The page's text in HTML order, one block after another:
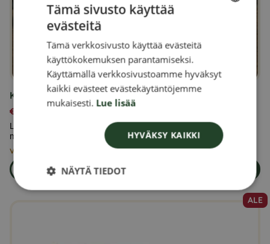
Kyyhkysrehua 25 kg
€
Lisäravinto kyyhkyille; sisältää eläimen tarpeiden ja kunnon
mukaisia vitamiineja ja kivennäisaineita.
Vain 3 jäljellä varastossa
Lue lisää
om produkten Kyyhkysrehua 25 kg
ALE
FINNISH
DANISH
NORWEGIAN
Tämä sivusto käyttää
evästeitä
Tämä verkkosivusto käyttää evästeitä
käyttökokemuksen parantamiseksi.
Käyttämällä verkkosivustoamme hyväksyt
kaikki evästeet evästekäytäntöjemme
mukaisesti. Lue lisää
HYVÄKSY KAIKKI
NÄYTÄ TIEDOT